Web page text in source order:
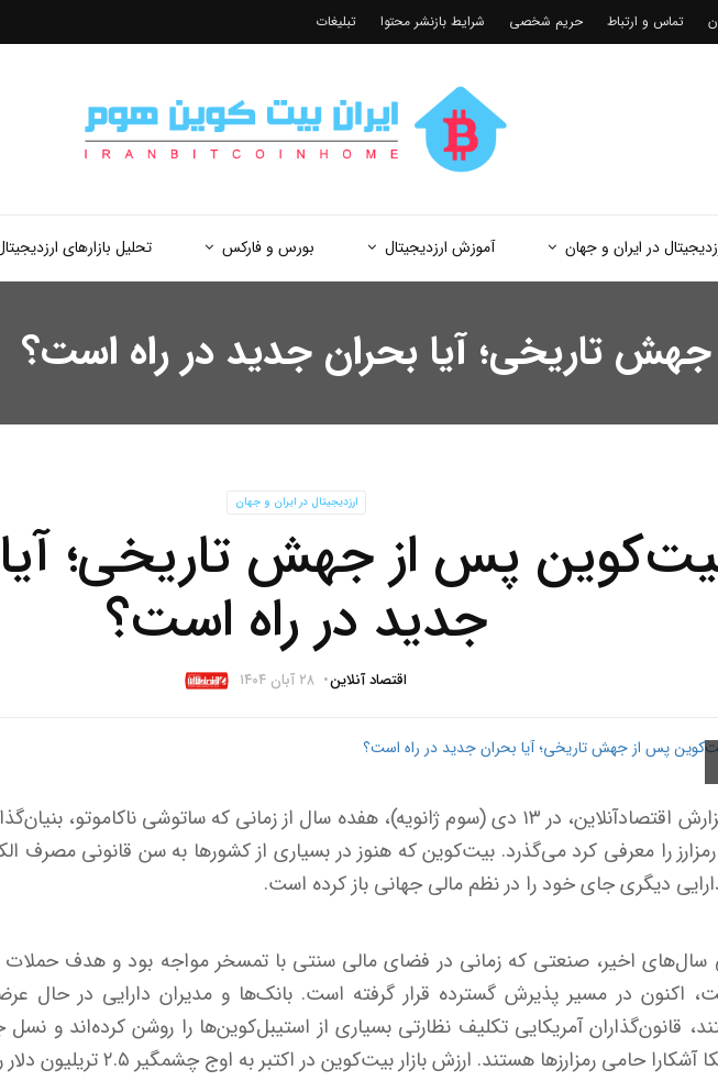
در ایران و جهان آموزش ارزدیجیتال بورس و فارکس تحلیل بازارهای
تماس و ارتباط حریم شخصی شرایط بازنشر محتوا تبلیغات
تاریخی؛ آیا بحران جدید در راه است؟
ارزدیجیتال در ایران و جهان
پس از جهش تاریخی؛
جدید در راه است؟
اقتصاد آنلاین ۲۸ آبان ۱۴۰۴
به گزارش اقتصادآنلاین، در ۱۳ دی (سوم ژانویه)، هفده سال از زمانی که ساتوشی ناکاموتو،
را معرفی کرد می‌گذرد. بیت‌کوین که هنوز در بسیاری از کشور‌ها به سن قانونی مصرف
دیگری جای خود را در نظم مالی جهانی باز کرده است.
اخیر، صنعتی که زمانی در فضای مالی سنتی با تمسخر مواجه بود و هدف حملات
اکنون در مسیر پذیرش گسترده قرار گرفته است. بانک‌ها و مدیران دارایی در حال
قانون‌گذاران آمریکایی تکلیف نظارتی بسیاری از استیبل‌کوین‌ها را روشن کرده‌اند و
آشکارا حامی رمزارز‌ها هستند. ارزش بازار بیت‌کوین در اکتبر به اوج چشمگیر ۲.۵ تریلیون دلار رسید.